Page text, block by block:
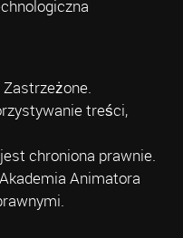
treści,
chroniona prawnie.
Animatora